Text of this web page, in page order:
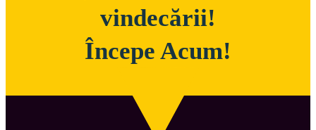
vindecării!
Începe Acum!